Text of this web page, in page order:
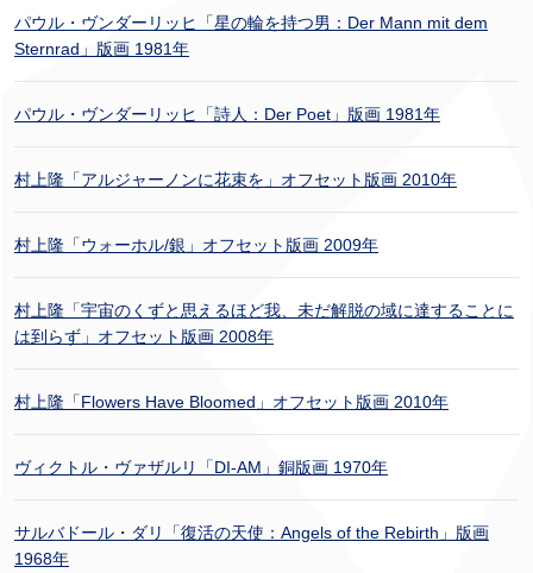
パウル・ヴンダーリッヒ「星の輪を持つ男：Der Mann mit dem
Sternrad」版画 1981年
パウル・ヴンダーリッヒ「詩人：Der Poet」版画 1981年
村上隆「アルジャーノンに花束を」オフセット版画 2010年
村上隆「ウォーホル/銀」オフセット版画 2009年
村上隆「宇宙のくずと思えるほど我、未だ解脱の域に達することに
は到らず」オフセット版画 2008年
村上隆「Flowers Have Bloomed」オフセット版画 2010年
ヴィクトル・ヴァザルリ「DI-AM」銅版画 1970年
サルバドール・ダリ「復活の天使：Angels of the Rebirth」版画
1968年